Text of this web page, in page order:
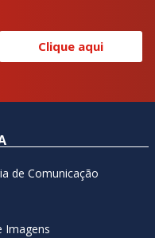
Clique aqui
de Comunicação
Imagens